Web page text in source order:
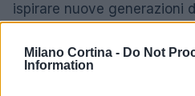
Milano Cortina - Do Not
Information
ispirare nuove generazioni
dolomitico.